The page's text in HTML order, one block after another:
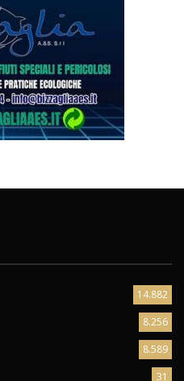
14.882
8.256
8.589
31